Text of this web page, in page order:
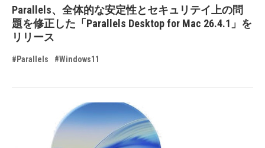
Parallels、全体的な安定性とセキュリテイ上の問
題を修正した「Parallels Desktop for Mac 26.4.1」を
リリース
#Parallels #Windows11